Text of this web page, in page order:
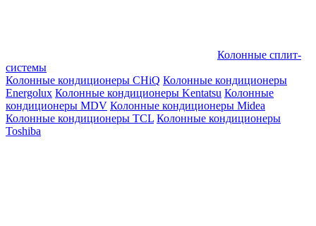
Колонные сплит-
системы
Колонные кондиционеры CHiQ Колонные кондиционеры
Energolux Колонные кондиционеры Kentatsu Колонные
кондиционеры MDV Колонные кондиционеры Midea
Колонные кондиционеры TCL Колонные кондиционеры
Toshiba